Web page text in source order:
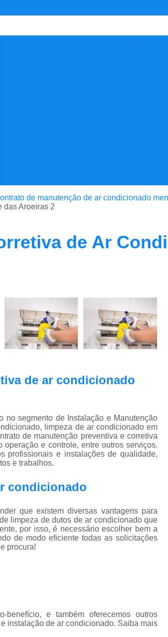
Contrato Manutenção
Limpeza de Dutos Ar Condicionado
Limpeza de Dutos de Ar Condicionado
Limpeza de Dutos e Coifas
Limpeza de
Limpeza Dutos Ar Condicionado
Plano de Manutenção de Ar Condicionado
Plano de Manutenção
Plano Manutenção Ar
Pmoc Ar Condicionado Vila
Pmoc para Ar Condicionado
Pmoc
Pmoc Plano de Manutenção
Retrofit de Sistema de Ar
Sistema Ar Condicionado São José do Rio
Sistema de Ar Condicionado
Sistema de Dutos de Ar Condicionado
Sistema de Climatização Hospitalar
de manutenção de ar condicionado
das Aroeiras 2
de Ar
de ar condicionado
no segmento de Instalação e Manutenção
limpeza de ar condicionado em
de manutenção preventiva e corretiva
e controle, entre outros serviços.
profissionais e instalações de qualidade,
e trabalhos.
condicionado
que existem diversas vantagens para
limpeza de dutos de ar condicionado que
por isso, é necessário escolher bem a
de modo eficiente todas as solicitações
procura!
e também oferecemos outros
instalação de ar condicionado. Saiba mais